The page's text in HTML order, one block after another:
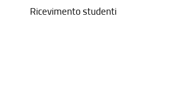
Ricevimento studenti